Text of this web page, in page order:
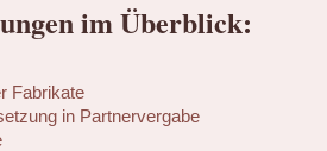
im Überblick:
Fabrikate
in Partnervergabe